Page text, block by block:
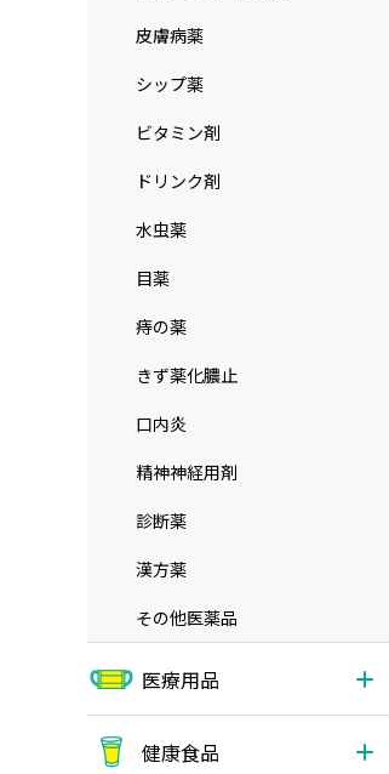
皮膚病薬
シップ薬
ビタミン剤
ドリンク剤
水虫薬
目薬
痔の薬
きず薬化膿止
口内炎
精神神経用剤
診断薬
漢方薬
その他医薬品
医療用品
健康食品